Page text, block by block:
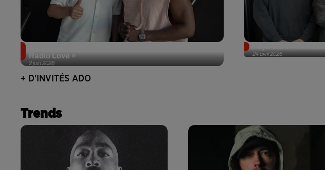
2 juin 2026
Radio Love »
24 avril 2026
+ D'INVITÉS ADO
Trends